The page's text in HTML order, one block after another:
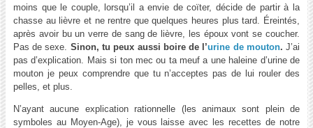
moins que le couple, lorsqu’il a envie de coïter, décide de partir à la
chasse au lièvre et ne rentre que quelques heures plus tard. Éreintés,
après avoir bu un verre de sang de lièvre, les époux vont se coucher.
Pas de sexe. Sinon, tu peux aussi boire de l’urine de mouton.J’ai
pas d’explication. Mais si ton mec ou ta meuf a une haleine d’urine de
mouton je peux comprendre que tu n’acceptes pas de lui rouler des
pelles, et plus.
N’ayant aucune explication rationnelle (les animaux sont plein de
symboles au Moyen-Age), je vous laisse avec les recettes de notre